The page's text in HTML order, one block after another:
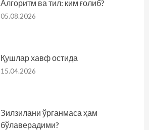
Алгоритм ва тил: ким ғолиб?
05.08.2026
Қушлар хавф остида
15.04.2026
Зилзилани ўрганмаса ҳам
бўлаверадими?